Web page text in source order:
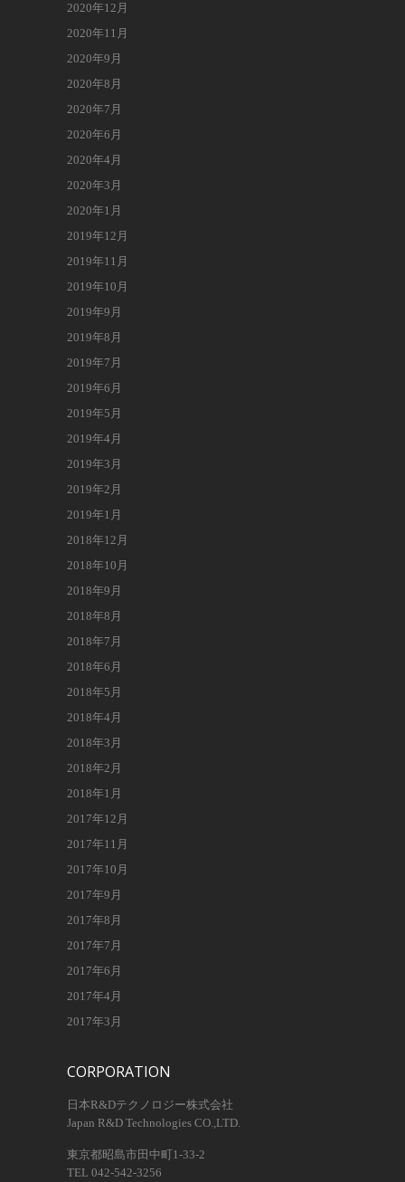
2020年12月
2020年11月
2020年9月
2020年8月
2020年7月
2020年6月
2020年4月
2020年3月
2020年1月
2019年12月
2019年11月
2019年10月
2019年9月
2019年8月
2019年7月
2019年6月
2019年5月
2019年4月
2019年3月
2019年2月
2019年1月
2018年12月
2018年10月
2018年9月
2018年8月
2018年7月
2018年6月
2018年5月
2018年4月
2018年3月
2018年2月
2018年1月
2017年12月
2017年11月
2017年10月
2017年9月
2017年8月
2017年7月
2017年6月
2017年4月
2017年3月
CORPORATION
日本R&Dテクノロジー株式会社
Japan R&D Technologies CO.,LTD.
東京都昭島市田中町1-33-2
TEL 042-542-3256